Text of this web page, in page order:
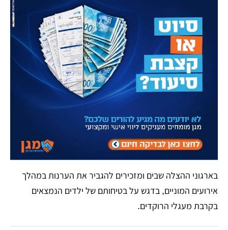
​בארגוני ההצלה שבים ומזכירים להגביר את הערנות במהלך
אירועים המוניים, בדגש על בטיחותם של ילדים הנמצאים
בקרבת מעגלי הרוקדים.